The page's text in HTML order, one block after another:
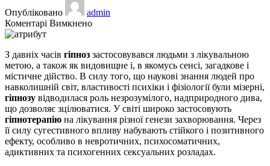
Опубліковано
admin
Коментарі Вимкненодо
знати
про
гіпноз
З давніх часів гіпноз застосовувався людьми з лікувальною
метою, а також як видовищне і, в якомусь сенсі, загадкове і
містичне дійство. В силу того, що наукові знання людей про
навколишній світ, властивості психіки і фізіології були мізерні,
гіпнозу відводилася роль незрозумілого, надприродного дива,
що дозволяє зцілюватися. У світі широко застосовують
гіпнотерапію на лікування різної генези захворювання. Через
її силу сугестивного впливу набувають стійкого і позитивного
ефекту, особливо в невротичних, психосоматичних,
адиктивних та психогенних сексуальних розладах.